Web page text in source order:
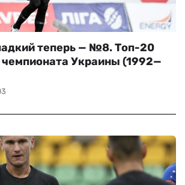
теперь — №8. Топ-20
Украины (1992—